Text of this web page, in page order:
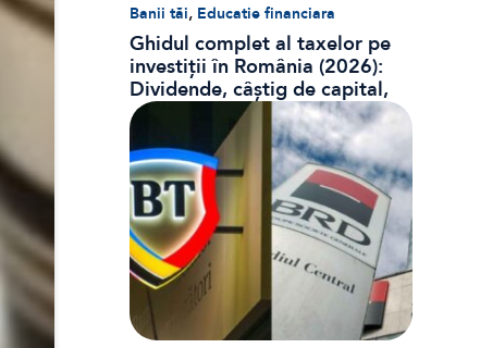
Banii tăi, Educatie financiara
Ghidul complet al taxelor pe
investiții în România (2026):
Dividende, câștig de capital,
dobânzi și CASS